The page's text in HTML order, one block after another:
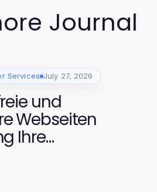
Journal
Services July 27, 2026
und
Webseiten
Ihre
2026